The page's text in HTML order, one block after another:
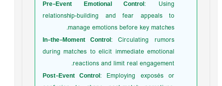
Pre-Event Emotional Control
: Using
relationship-building and fear appeals to
manage emotions before key matches.
In-the-Moment Control : Circulating rumors
during matches to elicit immediate emotional
reactions and limit real engagement.
Post-Event Control : Employing exposés or